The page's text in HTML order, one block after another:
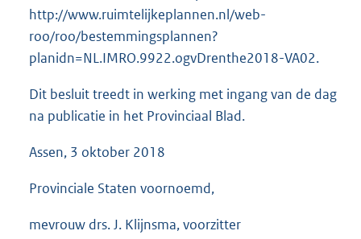
http://www.ruimtelijkeplannen.nl/web-
roo/roo/bestemmingsplannen?
planidn=NL.IMRO.9922.ogvDrenthe2018-VA02.
Dit besluit treedt in werking met ingang van de dag
na publicatie in het Provinciaal Blad.
Assen, 3 oktober 2018
Provinciale Staten voornoemd,
mevrouw drs. J. Klijnsma, voorzitter